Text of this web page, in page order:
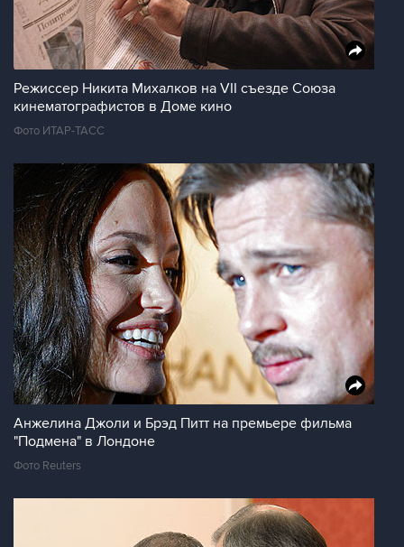
Режиссер Никита Михалков на VII съезде Союза
кинематографистов в Доме кино
Фото ИТАР-ТАСС
Анжелина Джоли и Брэд Питт на премьере фильма
"Подмена" в Лондоне
Фото Reuters